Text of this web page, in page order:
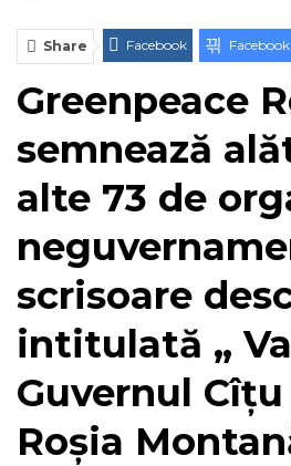
Share Facebook
Greenpeace
semnează
alte 73 de
scrisoare
intitulată „
Guvernul
Roșia